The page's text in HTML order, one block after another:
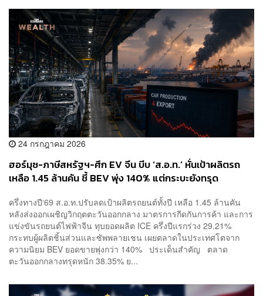
24 กรกฎาคม 2026
ฮอร์มุซ-ภาษีสหรัฐฯ-ศึก EV จีน บีบ ‘ส.อ.ท.’ หั่นเป้าผลิตรถ
เหลือ 1.45 ล้านคัน ชี้ BEV พุ่ง 140% แต่กระบะยังทรุด
ครึ่งทางปี‘69 ส.อ.ท.ปรับลดเป้าผลิตรถยนต์ทั้งปี เหลือ 1.45 ล้านคัน
หลังส่งออกเผชิญวิกฤตตะวันออกกลาง มาตรการกีดกันการค้า และการ
แข่งขันรถยนต์ไฟฟ้าจีน ทุบยอดผลิต ICE ครึ่งปีแรกร่วง 29.21%
กระทบผู้ผลิตชิ้นส่วนและซัพพลายเชน เผยตลาดในประเทศโตจาก
ความนิยม BEV ยอดขายพุ่งกว่า 140% ประเด็นสำคัญ ตลาด
ตะวันออกกลางทรุดหนัก 38.35% ย...